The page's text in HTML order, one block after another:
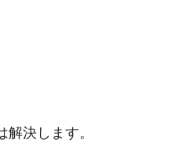
決します。